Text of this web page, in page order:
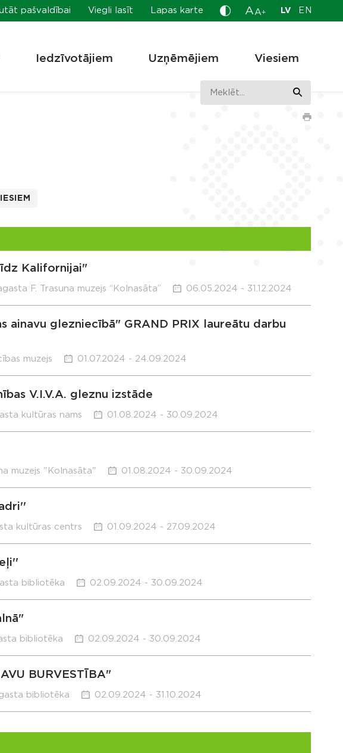
pašvaldībai Viegli lasīt Lapas karte A A+ LV EN
Iedzīvotājiem Uzņēmējiem Viesiem
Kalifornijai"
F. Trasuna muzejs “Kolnasāta” 06.05.2024 - 31.12.2024
ainavu glezniecībā" GRAND PRIX laureātu darbu
muzejs 01.07.2024 - 24.09.2024
V.I.V.A. gleznu izstāde
kultūras nams 01.08.2024 - 30.09.2024
muzejs "Kolnasāta" 01.08.2024 - 30.09.2024
kultūras centrs 01.09.2024 - 27.09.2024
bibliotēka 02.09.2024 - 30.09.2024
bibliotēka 02.09.2024 - 30.09.2024
BURVESTĪBA"
bibliotēka 02.09.2024 - 31.10.2024